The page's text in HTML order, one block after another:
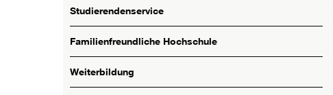
Studierendenservice
Familienfreundliche Hochschule
Weiterbildung